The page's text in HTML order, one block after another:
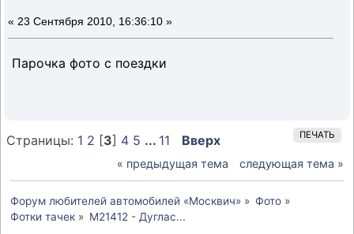
« 23 Сентября 2010, 16:36:10 »
Парочка фото с поездки
ПЕЧАТЬ
Страницы: 1 2 [3] 4 5 ... 11 Вверх
« предыдущая тема следующая тема »
Форум любителей автомобилей «Москвич» » Фото»
Фотки тачек » М21412 - Дуглас...